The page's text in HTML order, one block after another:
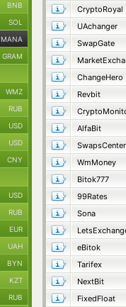
CryptoRoyal
UAchanger
SwapGate
ChangeHero
Revbit
AlfaBit
SwapsCenter
WmMoney
Bitok777
99Rates
Sona
eBitok
Tarifex
NextBit
FixedFloat
BNB
SOL
MANA
GRAM
WMZ
RUB
USD
USD
CNY
USD
RUB
EUR
UAH
BYN
KZT
RUB